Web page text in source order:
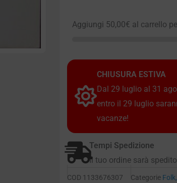
Aggiungi 50,00€ al carrello
CHIUSURA ESTIVA
Dal 29 luglio al 31
entro il 29 luglio
vacanze!
Tempi Spedizione
Il tuo ordine sarà
COD 1133676307 Categorie